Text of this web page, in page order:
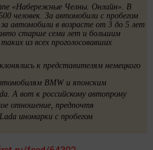
«Набережные Челны. Онлайн». В
человек. За автомобили с пробегом
автомобили в возрасте от 3 до 5 лет
старше семи лет и большим
из всех проголосовавших
к представителям немецкого
BMW и японским
А вот к российскому автопрому
отношение, предпочтя
Lada иномарки с пробегом